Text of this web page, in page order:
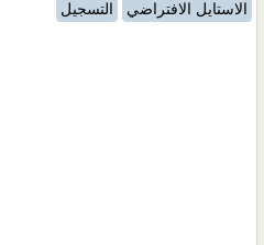
الاستايل الافتراضي
التسجيل